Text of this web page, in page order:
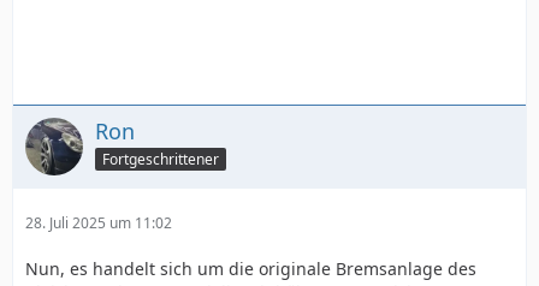
Ron
Fortgeschrittener
28. Juli 2025 um 11:02
Nun, es handelt sich um die originale Bremsanlage des